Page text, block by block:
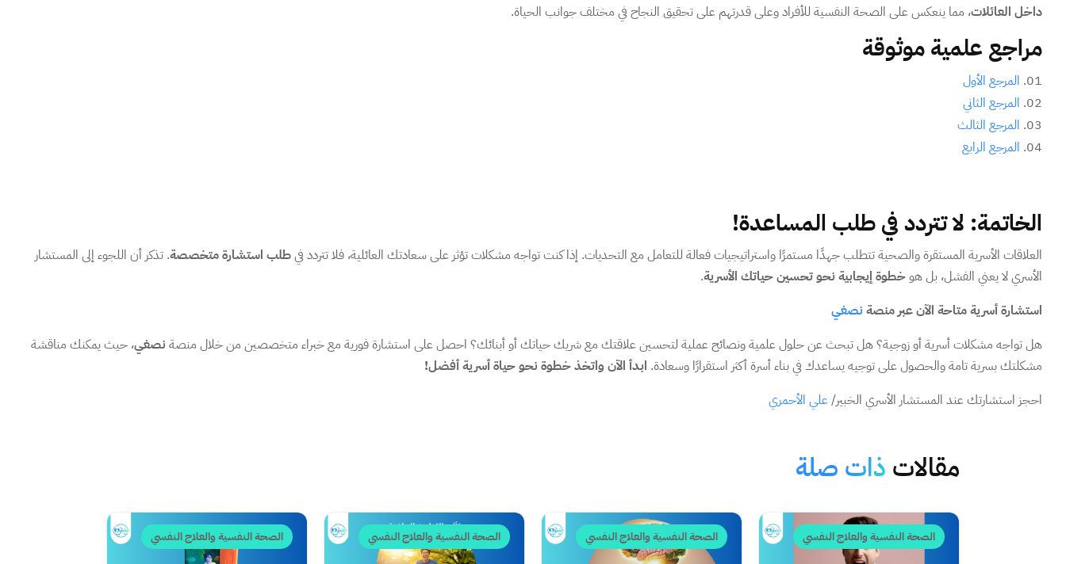
داخل العائلات، مما ينعكس على الصحة النفسية للأفراد وعلى قدرتهم على تحقيق النجاح في مختلف جوانب الحياة.
مراجع علمية موثوقة
المرجع الأول
المرجع الثاني
المرجع الثالث
المرجع الرابع
الخاتمة: لا تتردد في طلب المساعدة!
العلاقات الأسرية المستقرة والصحية تتطلب جهدًا مستمرًا واستراتيجيات فعالة للتعامل مع التحديات. إذا كنت تواجه مشكلات تؤثر على سعادتك العائلية، فلا تتردد فيطلب استشارة متخصصة. تذكر أن اللجوء إلى المستشار
الأسري لا يعني الفشل، بل هوخطوة إيجابية نحو تحسين حياتك الأسرية.
استشارة أسرية متاحة الآن عبر منصة نصغي
هل تواجه مشكلات أسرية أو زوجية؟ هل تبحث عن حلول علمية ونصائح عملية لتحسين علاقتك مع شريك حياتك أو أبنائك؟ احصل على استشارة فورية مع خبراء متخصصين من خلال منصة نصغي، حيث يمكنك مناقشة
مشكلتك بسرية تامة والحصول على توجيه يساعدك في بناء أسرة أكثر استقرارًا وسعادة. ابدأ الآن واتخذ خطوة نحو حياة أسرية أفضل!
احجز استشارتك عند المستشار الأسري الخبير/علي الأحمري
مقالات ذات صلة
الصحة النفسية والعلاج النفسي الصحة النفسية والعلاج النفسي الصحة النفسية والعلاج النفسي الصحة النفسية والعلاج النفسي